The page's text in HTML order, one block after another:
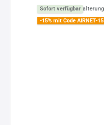
Sofort verfügbar
-15% mit Code AIRNET-15